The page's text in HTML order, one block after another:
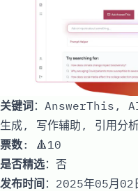
关键词：AnswerThis,
生成, 写作辅助, 引用分
票数: 🔺10
是否精选：否
发布时间 ：2025年05月